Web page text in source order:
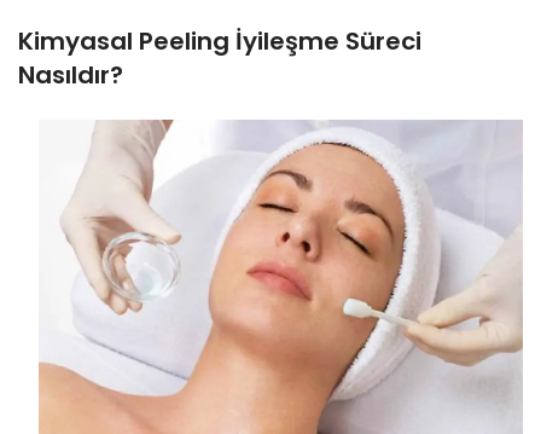
Kimyasal Peeling İyileşme Süreci
Nasıldır?